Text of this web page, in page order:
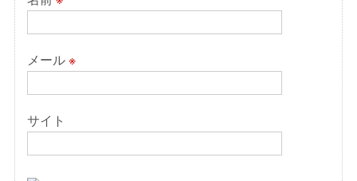
メール※
サイト